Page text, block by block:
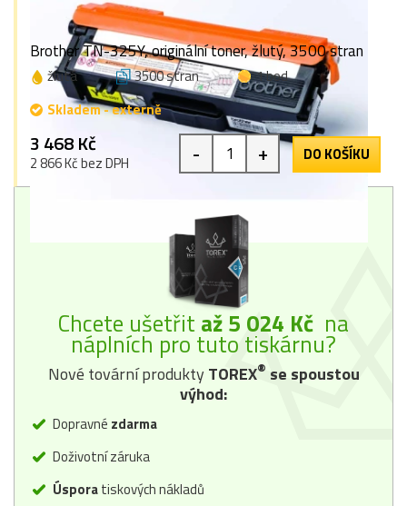
Brother TN-325Y, originální toner, žlutý, 3500 stran
žlutá 3500 stran
1 bod
Skladem - externě
3 468 Kč
2 866 Kč bez DPH - + DO KOŠÍKU
Chcete ušetřit až 5 024 Kč na
náplních pro tuto tiskárnu?
Nové tovární produktyTOREX® se spoustou
výhod:
Dopravné zdarma
Doživotní záruka
Úsporatiskových nákladů